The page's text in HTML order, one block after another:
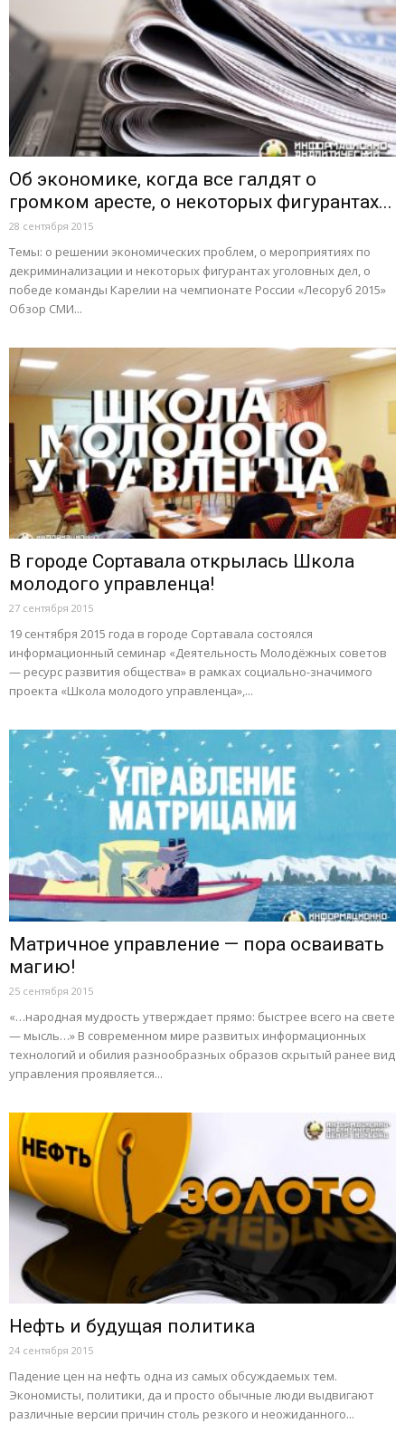
Об экономике, когда все галдят о
громком аресте, о некоторых фигурантах...
28 сентября 2015
Темы: о решении экономических проблем, о мероприятиях по
декриминализации и некоторых фигурантах уголовных дел, о
победе команды Карелии на чемпионате России «Лесоруб 2015»
Обзор СМИ...
В городе Сортавала открылась Школа
молодого управленца!
27 сентября 2015
19 сентября 2015 года в городе Сортавала состоялся
информационный семинар «Деятельность Молодёжных советов
— ресурс развития общества» в рамках социально-значимого
проекта «Школа молодого управленца»,...
Матричное управление — пора осваивать
магию!
25 сентября 2015
«…народная мудрость утверждает прямо: быстрее всего на свете
— мысль…» В современном мире развитых информационных
технологий и обилия разнообразных образов скрытый ранее вид
управления проявляется...
Нефть и будущая политика
24 сентября 2015
Падение цен на нефть одна из самых обсуждаемых тем.
Экономисты, политики, да и просто обычные люди выдвигают
различные версии причин столь резкого и неожиданного...